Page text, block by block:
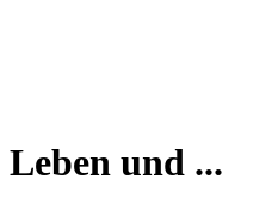
Leben und ...